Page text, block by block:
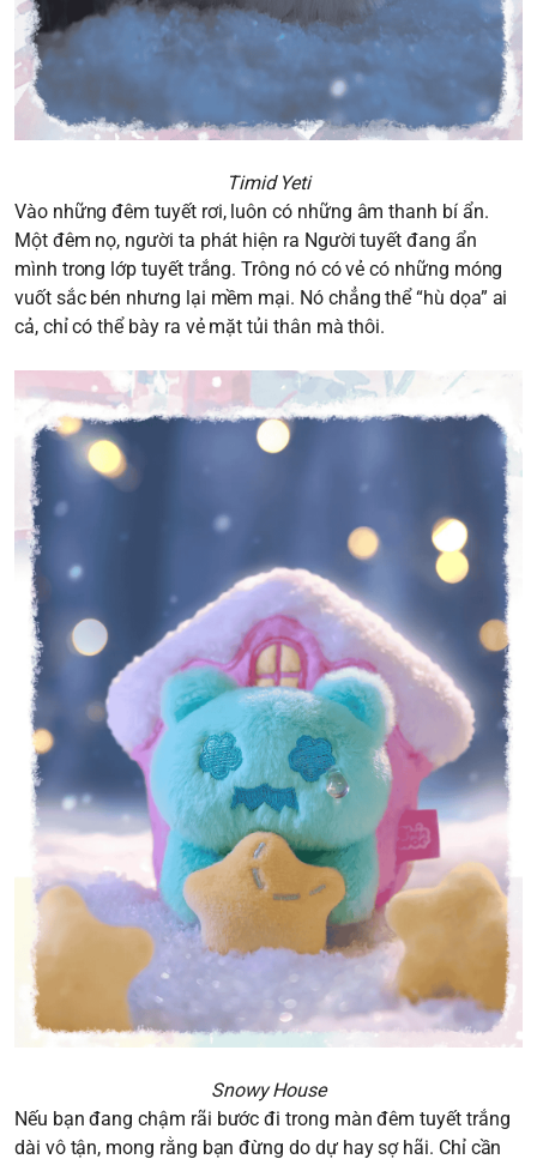
Timid Yeti
Vào những đêm tuyết rơi, luôn có những âm thanh bí ẩn.
Một đêm nọ, người ta phát hiện ra Người tuyết đang ẩn
mình trong lớp tuyết trắng. Trông nó có vẻ có những móng
vuốt sắc bén nhưng lại mềm mại. Nó chẳng thể “hù dọa” ai
cả, chỉ có thể bày ra vẻ mặt tủi thân mà thôi.
Snowy House
Nếu bạn đang chậm rãi bước đi trong màn đêm tuyết trắng
dài vô tận, mong rằng bạn đừng do dự hay sợ hãi. Chỉ cần